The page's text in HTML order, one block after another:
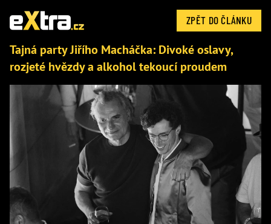
ZPĚT DO ČLÁNKU
Tajná party Jiřího Macháčka: Divoké oslavy,
rozjeté hvězdy a alkohol tekoucí proudem